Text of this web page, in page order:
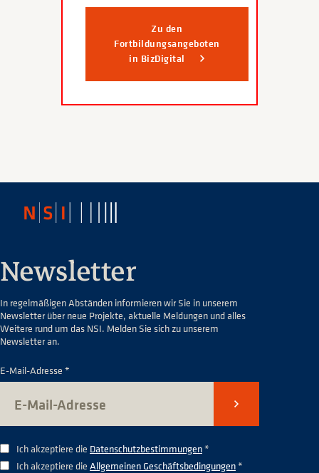
Zu den
Fortbildungsangeboten
in BizDigital
Newsletter
In regelmäßigen Abständen informieren wir Sie in unserem
Newsletter über neue Projekte, aktuelle Meldungen und alles
Weitere rund um das NSI. Melden Sie sich zu unserem
Newsletter an.
E-Mail-Adresse *
Senden
Ich akzeptiere die Datenschutzbestimmungen*
Ich akzeptiere die Allgemeinen Geschäftsbedingungen*